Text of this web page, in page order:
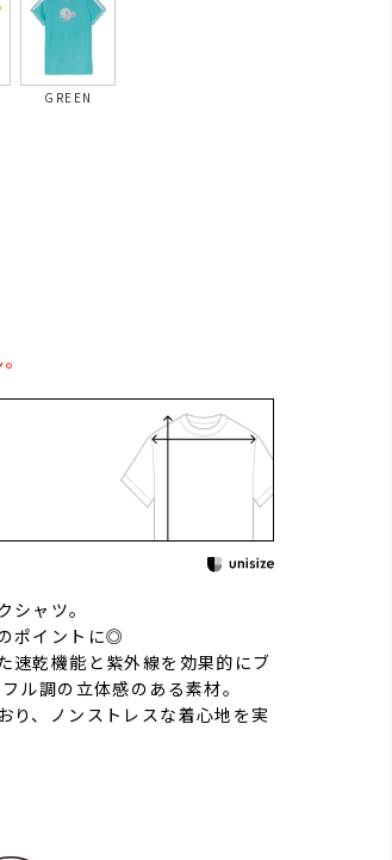
GREEN
ャツ。
ポイントに◎
速乾機能と紫外線を効果的にブ
ル調の立体感のある素材。
り、ノンストレスな着心地を実